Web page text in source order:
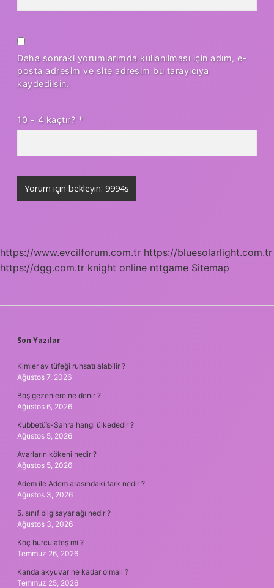
Daha sonraki yorumlarımda kullanılması için adım, e-
posta adresim ve site adresim bu tarayıcıya
kaydedilsin.
10 - 4 kaçtır? *
https://www.evcilforum.com.tr https://bluesolarlight.com.tr
https://dgg.com.tr knight online nttgame Sitemap
SIDEBAR
Son Yazılar
Kimler av tüfeği ruhsatı alabilir ?
Ağustos 7, 2026
Boş gezenlere ne denir ?
Ağustos 6, 2026
Kubbetü’s-Sahra hangi ülkededir ?
Ağustos 5, 2026
Avarların kökeni nedir ?
Ağustos 5, 2026
Adem ile Adem arasındaki fark nedir ?
Ağustos 3, 2026
5. sınıf bilgisayar ağı nedir ?
Ağustos 3, 2026
Koç burcu ateş mi ?
Temmuz 26, 2026
Kanda akyuvar ne kadar olmalı ?
Temmuz 25, 2026